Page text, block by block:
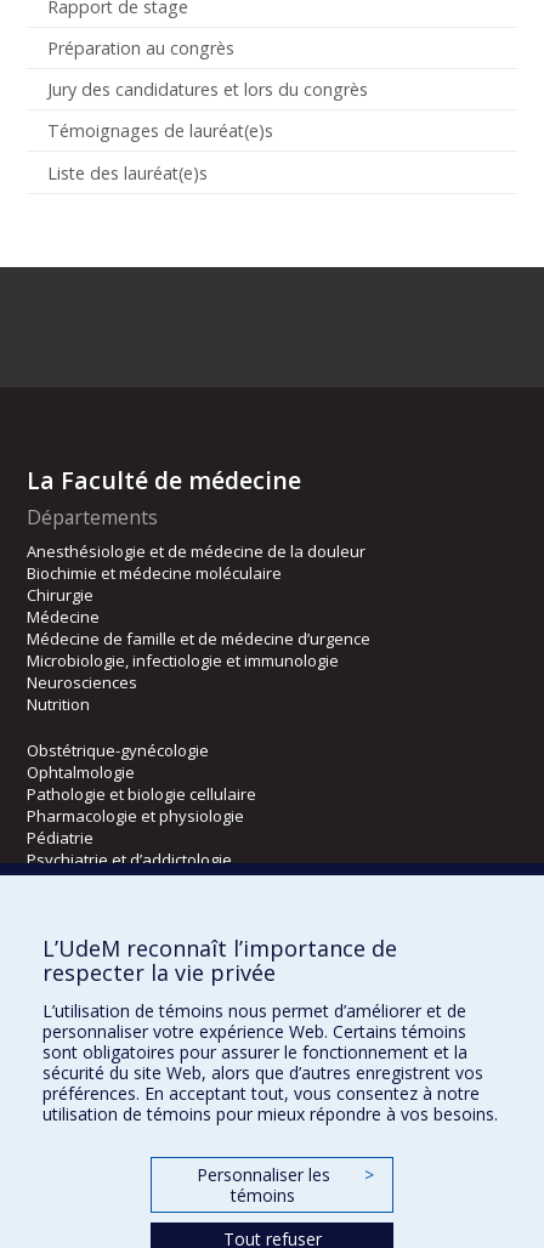
Rapport de stage
Préparation au congrès
Jury des candidatures et lors du congrès
Témoignages de lauréat(e)s
Liste des lauréat(e)s
La Faculté de médecine
Départements
Anesthésiologie et de médecine de la douleur
Biochimie et médecine moléculaire
Chirurgie
Médecine
Médecine de famille et de médecine d’urgence
Microbiologie, infectiologie et immunologie
Neurosciences
Nutrition
Obstétrique-gynécologie
Ophtalmologie
Pathologie et biologie cellulaire
Pharmacologie et physiologie
Pédiatrie
Psychiatrie et d’addictologie
Radiologie, radio-oncologie et médecine nucléaire
Écoles
Orthophonie et audiologie
Réadaptation
Directions
L’UdeM reconnaît l’importance de
respecter la vie privée
L’utilisation de témoins nous permet d’améliorer et de
personnaliser votre expérience Web. Certains témoins
sont obligatoires pour assurer le fonctionnement et la
sécurité du site Web, alors que d’autres enregistrent vos
préférences. En acceptant tout, vous consentez à notre
utilisation de témoins pour mieux répondre à vos besoins.
Personnaliser les
témoins
>
Tout refuser